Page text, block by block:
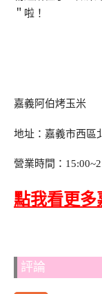
＂啦！
嘉義阿伯烤玉米
地址：嘉義市西區
營業時間：
點我看更多
評論